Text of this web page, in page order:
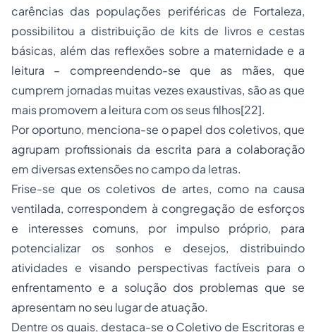
carências das populações periféricas de Fortaleza,
possibilitou a distribuição de kits de livros e cestas
básicas, além das reflexões sobre a maternidade e a
leitura – compreendendo-se que as mães, que
cumprem jornadas muitas vezes exaustivas, são as que
mais promovem a leitura com os seus filhos[22].
Por oportuno, menciona-se o papel dos coletivos, que
agrupam profissionais da escrita para a colaboração
em diversas extensões no campo da letras.
Frise-se que os coletivos de artes, como na causa
ventilada, correspondem à congregação de esforços
e interesses comuns, por impulso próprio, para
potencializar os sonhos e desejos, distribuindo
atividades e visando perspectivas factíveis para o
enfrentamento e a solução dos problemas que se
apresentam no seu lugar de atuação.
Dentre os quais, destaca-se o Coletivo de Escritoras e